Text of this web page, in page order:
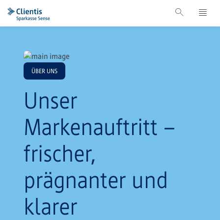
ÜBER UNS
Unser
Markenauftritt –
frischer,
prägnanter und
klarer